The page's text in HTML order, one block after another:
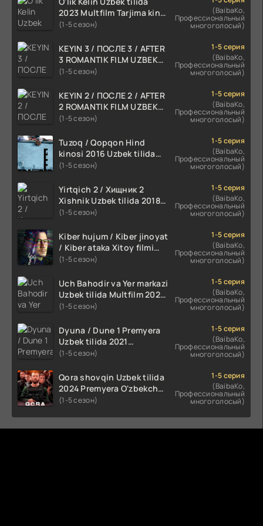
2023 Multfilm Tarjima kino
skachat
(1-5 сезон)
(BaibaKo,
Профессиональный
многоголосый)
KEYIN 3 / ПОСЛЕ 3 / AFTER
3 ROMANTIK FILM UZBEK
TILIDA 2021 TARJIMA FILM
(1-5 сезон)
1-5 серия
(BaibaKo,
Профессиональный
многоголосый)
KEYIN 2 / ПОСЛЕ 2 / AFTER
2 ROMANTIK FILM UZBEK
TILIDA 2020 TARJIMA FILM
(1-5 сезон)
1-5 серия
(BaibaKo,
Профессиональный
многоголосый)
Tuzoq / Qopqon Hind
kinosi 2016 Uzbek tilida
tarjima film HD
(1-5 сезон)
1-5 серия
(BaibaKo,
Профессиональный
многоголосый)
Yirtqich 2 / Хищник 2
Xishnik Uzbek tilida 2018-
2024 O'zbekcha tarjima
(1-5 сезон)
1-5 серия
(BaibaKo,
Профессиональный
многоголосый)
Kiber hujum / Kiber jinoyat
/ Kiber ataka Xitoy filmi
Uzbek tilida O'zbekcha
HD skachat
(1-5 сезон)
1-5 серия
(BaibaKo,
Профессиональный
многоголосый)
Uch Bahodir va Yer markazi
Uzbek tilida Multfilm 2025
tarjima HD skachat
(1-5 сезон)
1-5 серия
(BaibaKo,
Профессиональный
многоголосый)
Dyuna / Dune 1 Premyera
Uzbek tilida 2021
O'zbekcha tarjima kino HD
(1-5 сезон)
1-5 серия
(BaibaKo,
Профессиональный
многоголосый)
Qora shovqin Uzbek tilida
2024 Premyera O'zbekcha
tarjima kino HD skachat
(1-5 сезон)
1-5 серия
(BaibaKo,
Профессиональный
многоголосый)